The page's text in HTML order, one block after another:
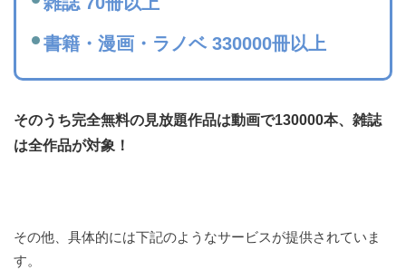
書籍・漫画・ラノベ 330000冊以上
そのうち完全無料の見放題作品は動画で130000本、雑誌
は全作品が対象！
その他、具体的には下記のようなサービスが提供されていま
す。